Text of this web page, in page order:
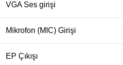
VGA Ses girişi
Mikrofon (MIC) Girişi
EP Çıkışı